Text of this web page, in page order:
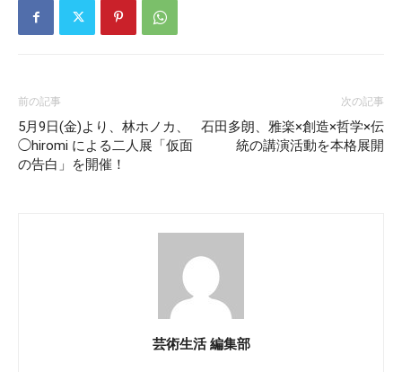
前の記事
5月9日(金)より、林ホノカ、
◯hiromi による二人展「仮面
の告白」を開催！
次の記事
石田多朗、雅楽×創造×哲学×伝
統の講演活動を本格展開
芸術生活 編集部